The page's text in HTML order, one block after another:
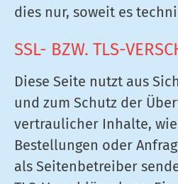
dies nur, soweit es
SSL- BZW. TLS-
Diese Seite nutzt aus
und zum Schutz der
vertraulicher Inhalte,
Bestellungen oder
als Seitenbetreiber